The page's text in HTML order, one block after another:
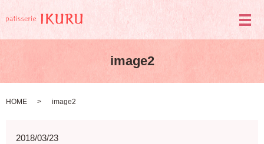
メ
image2
HOME image2
2018/03/23